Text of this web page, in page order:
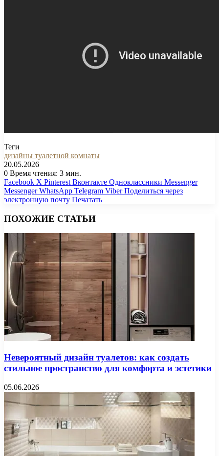
Теги
дизайны туалетной комнаты
20.05.2026
0 Время чтения: 3 мин.
Facebook X Pinterest Вконтакте Одноклассники Messenger
Messenger WhatsApp Telegram Viber Поделиться через
электронную почту Печатать
ПОХОЖИЕ СТАТЬИ
Невероятный дизайн туалетов: как создать
стильное пространство для комфорта и эстетики
05.06.2026